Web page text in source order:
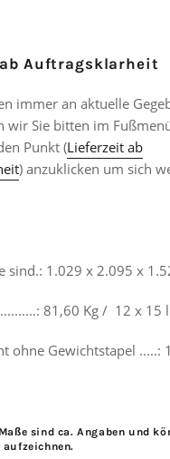
Auftragsklarheit
immer an aktuelle
wir Sie bitten im
Punkt (Lieferzeit ab
) anzuklicken um sich
sind.: 1.029 x 2.095 x
81,60 Kg / 12 x 15
ohne Gewichtstapel .....:
sind ca. Angaben und
aufzeichnen.